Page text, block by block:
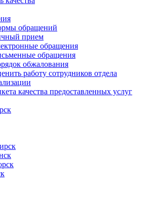
обращений
прием
обращения
обращения
обжалования
работу сотрудников отдела
качества предоставленных услуг